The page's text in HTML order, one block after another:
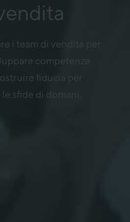
i team di vendita per
competenze
fiducia per
sfide di domani.